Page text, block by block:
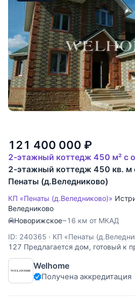
121 400 000 ₽
2-этажный коттедж 450 м² с
2-этажный коттедж 450 кв. м
Пенаты (д.Веледниково)
КП «Пенаты (д.Веледниково)»
Веледниково
Новорижское~16 км от МКАД
ID: 240365 · КП «Пенаты
127 Предлагается дом, готовый к
охраняемом коттеджном поселке.
инфраструктуры: торговый центр,
развлекательный центр,
Welhome
Получена аккредитация